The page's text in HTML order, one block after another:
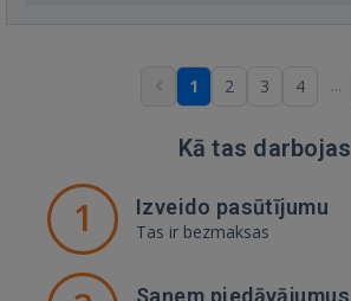
1 2 3 4 ...
Kā tas darbojas
1 Izveido pasūtījumu
Tas ir bezmaksas
Saņem piedāvājumus